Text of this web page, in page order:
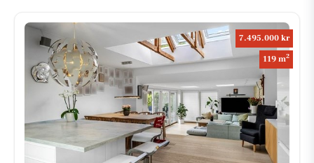
7.495.000 kr
119 m2